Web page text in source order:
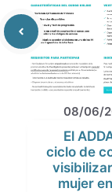
08/06/
El
ciclo de
mujer